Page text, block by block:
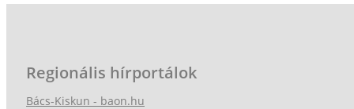
Regionális hírportálok
Bács-Kiskun - baon.hu